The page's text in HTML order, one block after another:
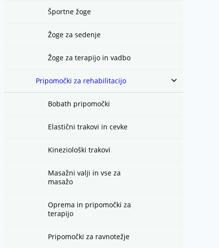
Športne žoge
Žoge za sedenje
Žoge za terapijo in vadbo
Pripomočki za rehabilitacijo
Toggle
menu
Bobath pripomočki
Elastični trakovi in cevke
Kineziološki trakovi
Masažni valji in vse za
masažo
Oprema in pripomočki za
terapijo
Pripomočki za ravnotežje